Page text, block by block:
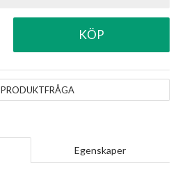
PRODUKTFRÅGA
KÖP
Egenskaper